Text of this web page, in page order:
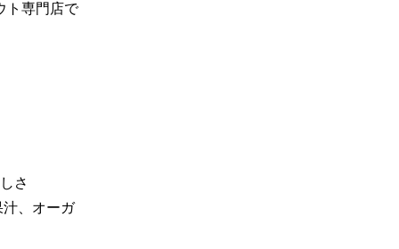
ト専門店で
さ
、オーガ